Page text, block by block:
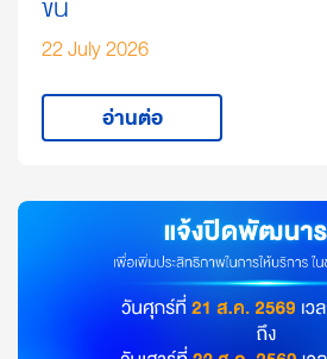
ขึ้น
22 July 2026
อ่านต่อ